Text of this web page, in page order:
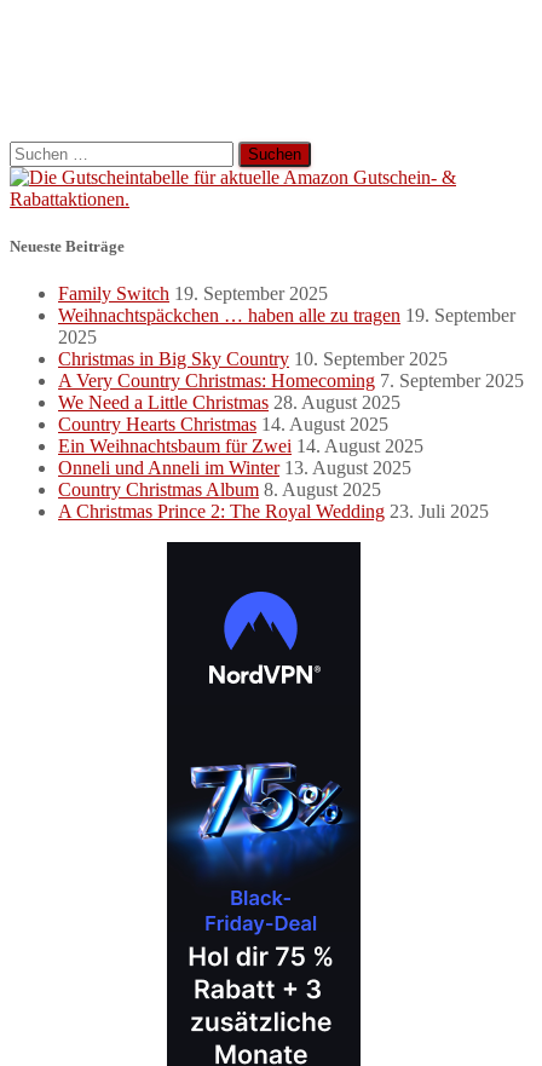
Suchen
nach:
Neueste Beiträge
Family Switch 19. September 2025
Weihnachtspäckchen … haben alle zu tragen 19. September
2025
Christmas in Big Sky Country 10. September 2025
A Very Country Christmas: Homecoming 7. September 2025
We Need a Little Christmas 28. August 2025
Country Hearts Christmas 14. August 2025
Ein Weihnachtsbaum für Zwei 14. August 2025
Onneli und Anneli im Winter 13. August 2025
Country Christmas Album 8. August 2025
A Christmas Prince 2: The Royal Wedding 23. Juli 2025